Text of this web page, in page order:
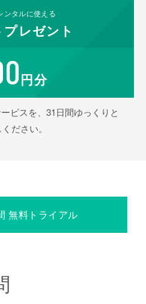
ンタルに使える
プレゼント
円分
ビスを、31日間ゆっくりと
ださい。
無料トライアル